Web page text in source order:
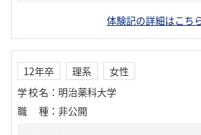
体験記の詳細はこち
12年卒 理系
女性
学校名 ： 明治薬科大学
職種 ： 非公開